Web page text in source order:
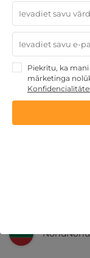
14 dienu
Piekrītu, ka
mārketinga